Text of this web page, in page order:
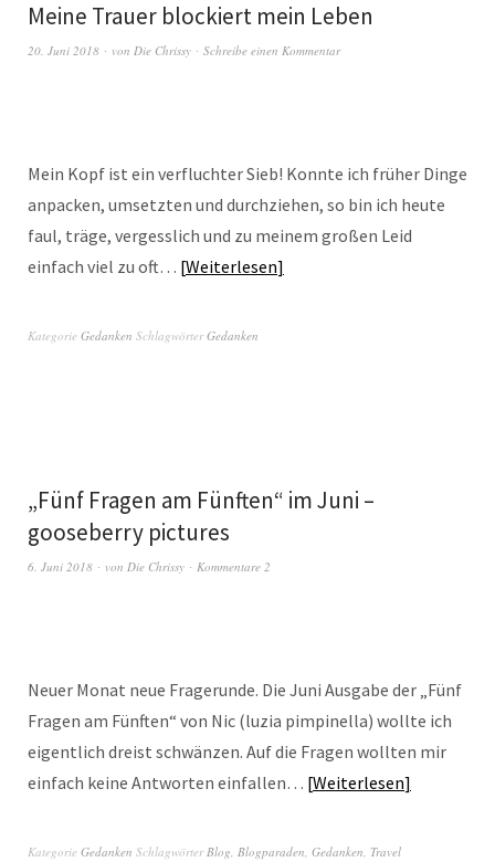
Meine Trauer blockiert mein Leben
20. Juni 2018 von Die Chrissy Schreibe einen Kommentar
Mein Kopf ist ein verfluchter Sieb! Konnte ich früher Dinge
anpacken, umsetzten und durchziehen, so bin ich heute
faul, träge, vergesslich und zu meinem großen Leid
einfach viel zu oft… Weiterlesen
Kategorie Gedanken SchlagwörterGedanken
„Fünf Fragen am Fünften“ im Juni –
gooseberry pictures
6. Juni 2018 von Die Chrissy Kommentare 2
Neuer Monat neue Fragerunde. Die Juni Ausgabe der „Fünf
Fragen am Fünften“ von Nic (luzia pimpinella) wollte ich
eigentlich dreist schwänzen. Auf die Fragen wollten mir
einfach keine Antworten einfallen… Weiterlesen
Kategorie Gedanken SchlagwörterBlog, Blogparaden, Gedanken, Travel